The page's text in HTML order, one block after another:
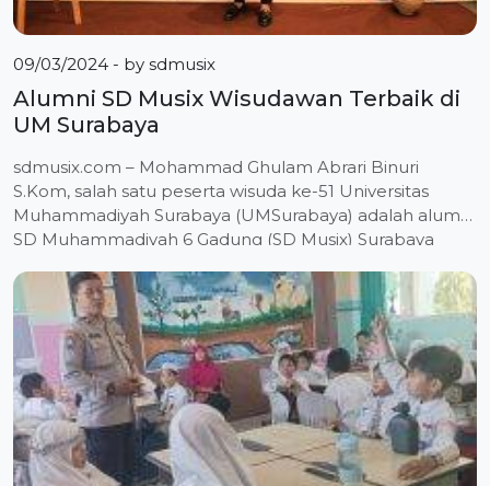
09/03/2024 - by sdmusix
Alumni SD Musix Wisudawan Terbaik di
UM Surabaya
sdmusix.com – Mohammad Ghulam Abrari Binuri
S.Kom, salah satu peserta wisuda ke-51 Universitas
Muhammadiyah Surabaya (UMSurabaya) adalah alumni
SD Muhammadiyah 6 Gadung (SD Musix) Surabaya
Informasi sebagai wisudawan terbaik diberitakan oleh
Hidayatun Ni’mah SAg MPd. Saat itu dia sedang
menunggu giliran dikukuhkan sebagai Magister
Pendidikan Islam. Informasi ini disampaikan […]